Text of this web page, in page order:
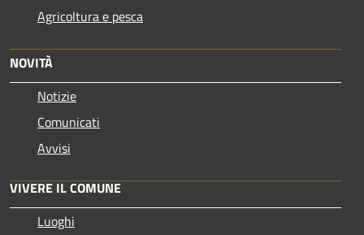
Agricoltura e pesca
NOVITÀ
Notizie
Comunicati
Avvisi
VIVERE IL COMUNE
Luoghi